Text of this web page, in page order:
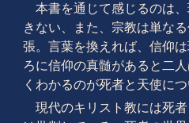
本書を通じて感じるのは
きない、また、宗教は単な
張。言葉を換えれば、信仰
ろに信仰の真髄があると二
くわかるのが死者と天使につ
現代のキリスト教には死